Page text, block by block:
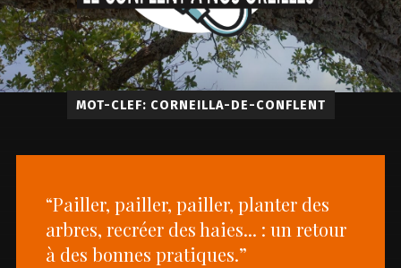
MOT-CLEF: CORNEILLA-DE-CONFLENT
“Pailler, pailler, pailler, planter des
arbres, recréer des haies... : un retour
à des bonnes pratiques.”